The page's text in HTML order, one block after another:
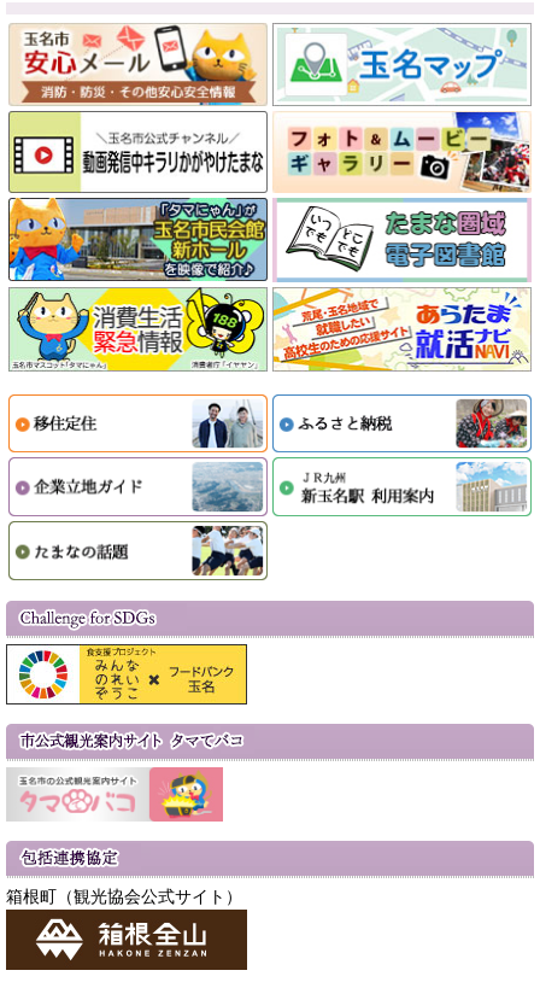
箱根町（観光協会公式サイト）